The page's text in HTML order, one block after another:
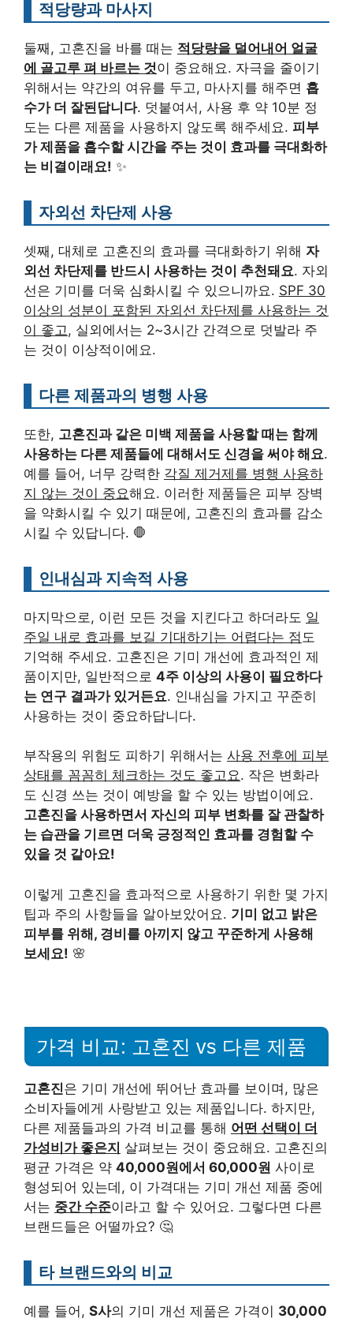
적당량과 마사지
둘째, 고혼진을 바를 때는 적당량을 덜어내어 얼굴
에 골고루 펴 바르는 것이 중요해요. 자극을 줄이기
위해서는 약간의 여유를 두고, 마사지를 해주면 흡
수가 더 잘된답니다. 덧붙여서, 사용 후 약 10분 정
도는 다른 제품을 사용하지 않도록 해주세요. 피부
가 제품을 흡수할 시간을 주는 것이 효과를 극대화하
는 비결이래요! ✨
자외선 차단제 사용
셋째, 대체로 고혼진의 효과를 극대화하기 위해 자
외선 차단제를 반드시 사용하는 것이 추천돼요. 자외
선은 기미를 더욱 심화시킬 수 있으니까요. SPF 30
이상의 성분이 포함된 자외선 차단제를 사용하는 것
이 좋고, 실외에서는 2~3시간 간격으로 덧발라 주
는 것이 이상적이에요.
다른 제품과의 병행 사용
또한, 고혼진과 같은 미백 제품을 사용할 때는 함께
사용하는 다른 제품들에 대해서도 신경을 써야 해요.
예를 들어, 너무 강력한 각질 제거제를 병행 사용하
지 않는 것이 중요해요. 이러한 제품들은 피부 장벽
을 약화시킬 수 있기 때문에, 고혼진의 효과를 감소
시킬 수 있답니다. 🛑
인내심과 지속적 사용
마지막으로, 이런 모든 것을 지킨다고 하더라도 일
주일 내로 효과를 보길 기대하기는 어렵다는 점 도
기억해 주세요. 고혼진은 기미 개선에 효과적인 제
품이지만, 일반적으로 4주 이상의 사용이 필요하다
는 연구 결과가 있거든요. 인내심을 가지고 꾸준히
사용하는 것이 중요하답니다.
부작용의 위험도 피하기 위해서는 사용 전후에 피부
상태를 꼼꼼히 체크하는 것도 좋고요. 작은 변화라
도 신경 쓰는 것이 예방을 할 수 있는 방법이에요.
고혼진을 사용하면서 자신의 피부 변화를 잘 관찰하
는 습관을 기르면 더욱 긍정적인 효과를 경험할 수
있을 것 같아요!
이렇게 고혼진을 효과적으로 사용하기 위한 몇 가지
팁과 주의 사항들을 알아보았어요. 기미 없고 밝은
피부를 위해, 경비를 아끼지 않고 꾸준하게 사용해
보세요! 🌸
가격 비교: 고혼진 vs 다른 제품
고혼진은 기미 개선에 뛰어난 효과를 보이며, 많은
소비자들에게 사랑받고 있는 제품입니다. 하지만,
다른 제품들과의 가격 비교를 통해 어떤 선택이 더
가성비가 좋은지 살펴보는 것이 중요해요. 고혼진의
평균 가격은 약 40,000원에서 60,000원 사이로
형성되어 있는데, 이 가격대는 기미 개선 제품 중에
서는 중간 수준이라고 할 수 있어요. 그렇다면 다른
브랜드들은 어떨까요? 🤔
타 브랜드와의 비교
예를 들어, S사의 기미 개선 제품은 가격이 30,000